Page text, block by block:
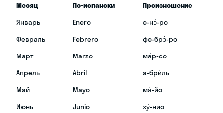
Месяц По-испански
Произношение
Январь
Enero
э-нэ́-ро
Февраль
Febrero
фэ-брэ́-ро
Март
Marzo
ма́р-со
Апрель
Abril
а-бри́ль
Май
Mayo
ма́-йо
Июнь
Junio
ху́-нио